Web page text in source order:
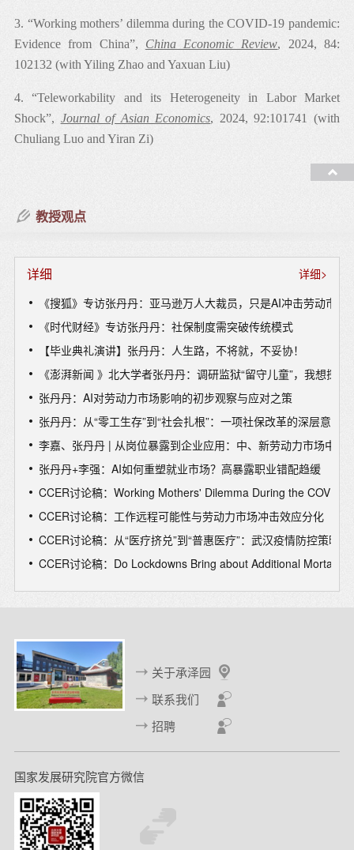
题提供政策建议。她的研究成果形成的政策报告多次被中
共中央办公厅、国务院及教育部等相关部委采纳。
现任：
北大博雅青年学者、国发院经济学教授、国发院副院长，南南合作
劳动经济学、 健康经济学 、实验经济学
教授课程：
中级计量经济学 、劳动经济学、 高级劳动经济学、 应用计量经济
学（英文）
3. “Working mothers’ dilemma during the COVID-19 pandemic:
Evidence from China”, China Economic Review, 2024, 84:
102132 (with Yiling Zhao and Yaxuan Liu)
4. “Teleworkability and its Heterogeneity in Labor Market
Shock”, Journal of Asian Economics, 2024, 92:101741 (with
Chuliang Luo and Yiran Zi)
5. “Does being ‘left–behind’ in childhood lead to criminality in
prison inmates in China”,
Meng)
a socio-political upheaval”,Journal of Economic Behavior and
Organization, 2022, 200:931-958 (with Alison Booth, Xin
Meng, and Elliott Fan)
7. “Short- and medium-term impacts of strict anti-contagion
policies on non-COVID-19 mortality in China”,Nature Human
Behaviour, 2022,6:55-63 (with Jinlei Qi, Xiang Zhang, George
F. Gao, Guojun He and Maigeng Zhou)
8. “The impact of lockdown policies on labor market outcomes
of the Chinese labor force in 2020: Evidence based on an
employee tracking survey”,China Economic Quarterly
International, 2021, 1(4):344-361
9. “Impact of air pollution on labor productivity: Evidence from
prison factory data”,China Economic Quarterly International,
10. “The evolution of the wage gap between rural migrants and
the urban labour force in Chinese cities”,
Agricultural and Resource Economics
, 2020,
Journal, 2019, 129 (618): 790-820. (入围第20届孙冶方经济科
学奖最佳论文奖）
12.“Gender differences in willingness to compete: The role of
教授观点
详细
详细>
《搜狐》专访张丹丹：亚马逊万人大裁员，只是AI冲击劳动市场
《时代财经》专访张丹丹：社保制度需突破传统模式
【毕业典礼演讲】张丹丹：人生路，不将就，不妥协！
《澎湃新闻 》北大学者张丹丹：调研监狱“留守儿童”，我想探究
张丹丹：AI对劳动力市场影响的初步观察与应对之策
张丹丹：从“零工生存”到“社会扎根”：一项社保改革的深层意义
李嘉、张丹丹 | 从岗位暴露到企业应用：中、新劳动力市场中的
张丹丹+李强：AI如何重塑就业市场？高暴露职业错配趋缓
CCER讨论稿：Working Mothers' Dilemma During the COVID-
CCER讨论稿：工作远程可能性与劳动力市场冲击效应分化
CCER讨论稿：从“医疗挤兑”到“普惠医疗”：武汉疫情防控策略
CCER讨论稿：Do Lockdowns Bring about Additional
关于承泽园
联系我们
招聘
国家发展研究院官方微信